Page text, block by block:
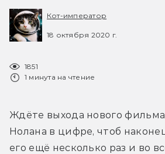
Кот-император
18 октября 2020 г.
1851
1 минута на чтение
Ждёте выхода нового
Нолана в цифре, чтоб
его ещё несколько раз и во